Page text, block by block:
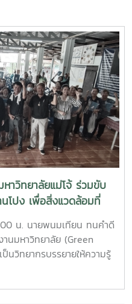
าวิทยาลัยแม่โจ้ ร่วมขับ
โปง เพื่อสิ่งแวดล้อมที่
น. นายพนมเทียน ทนคำดี
นมหาวิทยาลัย (Green
นวิทยากรบรรยายให้ความรู้
รและขยะอินทรีย์ให้เป็นปุ๋ย